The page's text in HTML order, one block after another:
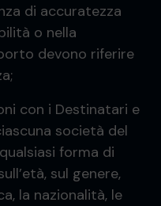
di accuratezza
o nella
devono riferire
con i Destinatari e
società del
forma di
sul genere,
la nazionalità, le